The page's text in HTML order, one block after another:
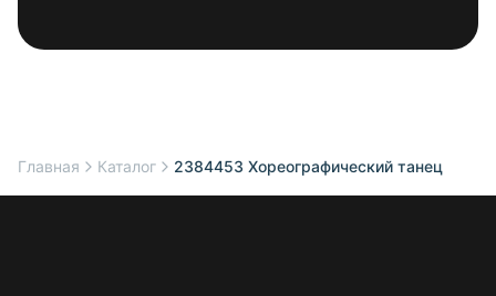
Главная Каталог 2384453 Хореографический танец